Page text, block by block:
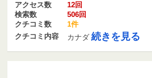
アクセス数
12回
検索数
506回
クチコミ数
1件
クチコミ内容
カナダ 続きを見る